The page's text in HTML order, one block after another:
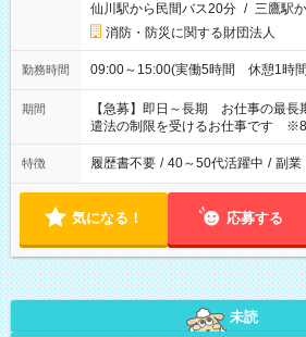
仙川駅から民間バス20分 / 三鷹駅
消防・防災に関する財団法人
勤務時間 09:00～15:00(実働5時間 休憩1時
期間
【急募】即日～長期 お仕事の最
遣法の制限を受けるお仕事です ※8
特徴 履歴書不要 / 40～50代活躍中 / 副業
気になる！ 応募する
未読